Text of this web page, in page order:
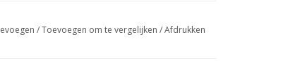
DB - PRESSEDIENST
/Toevoegen om te vergelijken /Afdrukken